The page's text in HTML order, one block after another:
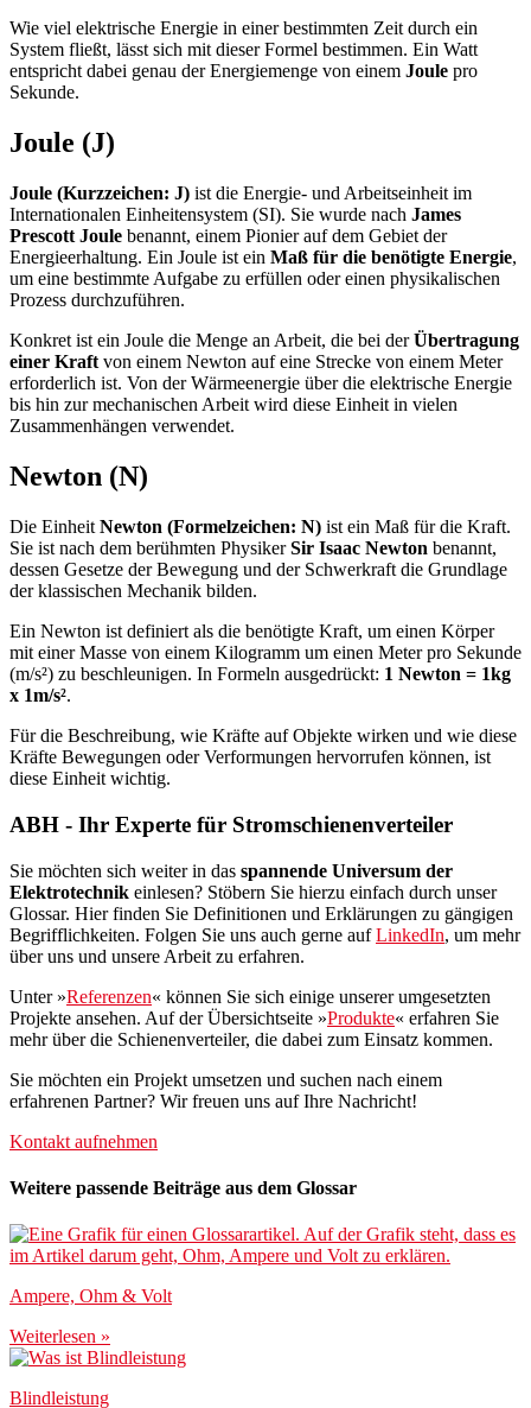
Wie viel elektrische Energie in einer bestimmten Zeit durch ein
System fließt, lässt sich mit dieser Formel bestimmen. Ein Watt
entspricht dabei genau der Energiemenge von einem Joule pro
Sekunde.
Joule (J)
Joule (Kurzzeichen: J) ist die Energie- und Arbeitseinheit im
Internationalen Einheitensystem (SI). Sie wurde nach James
Prescott Joule benannt, einem Pionier auf dem Gebiet der
Energieerhaltung. Ein Joule ist ein Maß für die benötigte Energie,
um eine bestimmte Aufgabe zu erfüllen oder einen physikalischen
Prozess durchzuführen.
Konkret ist ein Joule die Menge an Arbeit, die bei derÜbertragung
einer Kraft von einem Newton auf eine Strecke von einem Meter
erforderlich ist. Von der Wärmeenergie über die elektrische Energie
bis hin zur mechanischen Arbeit wird diese Einheit in vielen
Zusammenhängen verwendet.
Newton (N)
Die Einheit Newton (Formelzeichen: N) ist ein Maß für die Kraft.
Sie ist nach dem berühmten PhysikerSir Isaac Newton benannt,
dessen Gesetze der Bewegung und der Schwerkraft die Grundlage
der klassischen Mechanik bilden.
Ein Newton ist definiert als die benötigte Kraft, um einen Körper
mit einer Masse von einem Kilogramm um einen Meter pro Sekunde
(m/s²) zu beschleunigen. In Formeln ausgedrückt: 1 Newton = 1kg
x 1m/s².
Für die Beschreibung, wie Kräfte auf Objekte wirken und wie diese
Kräfte Bewegungen oder Verformungen hervorrufen können, ist
diese Einheit wichtig.
ABH - Ihr Experte für Stromschienenverteiler
Sie möchten sich weiter in das spannende Universum der
Elektrotechnik einlesen? Stöbern Sie hierzu einfach durch unser
Glossar. Hier finden Sie Definitionen und Erklärungen zu gängigen
Begrifflichkeiten. Folgen Sie uns auch gerne aufLinkedIn, um mehr
über uns und unsere Arbeit zu erfahren.
Unter »Referenzen« können Sie sich einige unserer umgesetzten
Projekte ansehen. Auf der Übersichtseite »Produkte« erfahren Sie
mehr über die Schienenverteiler, die dabei zum Einsatz kommen.
Sie möchten ein Projekt umsetzen und suchen nach einem
erfahrenen Partner? Wir freuen uns auf Ihre Nachricht!
Kontakt aufnehmen
Weitere passende Beiträge aus dem Glossar
Ampere, Ohm & Volt
Weiterlesen »
Blindleistung